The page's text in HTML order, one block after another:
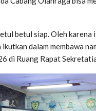
betul siap. Oleh karena
dalam membawa
di Ruang Rapat